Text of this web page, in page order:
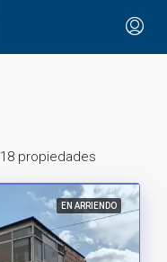
18 propiedades
EN ARRIENDO